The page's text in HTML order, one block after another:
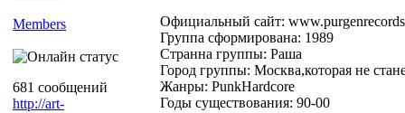
Members
681 сообщений
http://art-
Официальный сайт:
Группа сформирована: 1989
Странна группы: Раша
Город группы: Москва,которая не
Жанры: PunkHardcore
Годы существования: 90-00